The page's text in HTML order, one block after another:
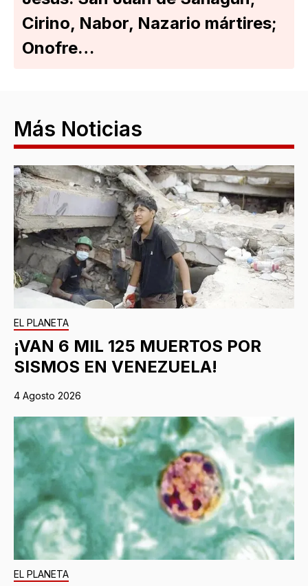
Cirino, Nabor, Nazario mártires;
Onofre…
Más Noticias
EL PLANETA
¡VAN 6 MIL 125 MUERTOS POR
SISMOS EN VENEZUELA!
4 Agosto 2026
EL PLANETA